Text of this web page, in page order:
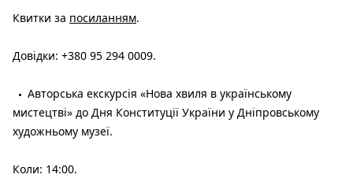
Квитки за посиланням.
Довідки: +380 95 294 0009.
Авторська екскурсія «Нова хвиля в українському
мистецтві» до Дня Конституції України у Дніпровському
художньому музеї.
Коли: 14:00.